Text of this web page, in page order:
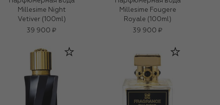
Millesime Night
Vetiver (100ml)
39 900 ₽
Millesime Fougere
Royale (100ml)
39 900 ₽